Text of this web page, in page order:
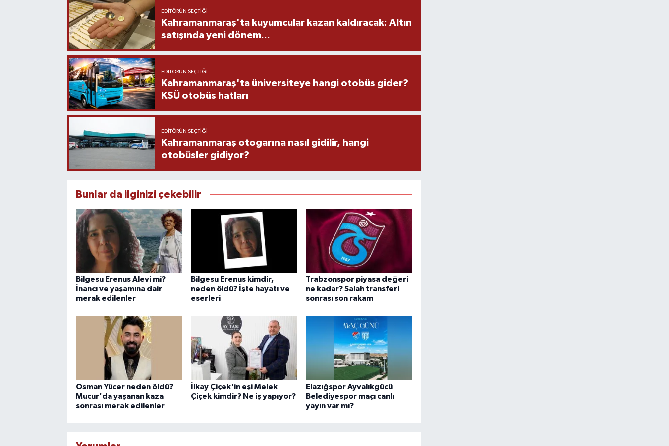
EDITÖRÜN SEÇTIĞI
Kahramanmaraş'ta kuyumcular kazan kaldıracak: Altın
satışında yeni dönem...
EDITÖRÜN SEÇTIĞI
Kahramanmaraş'ta üniversiteye hangi otobüs gider?
KSÜ otobüs hatları
EDITÖRÜN SEÇTIĞI
Kahramanmaraş otogarına nasıl gidilir, hangi
otobüsler gidiyor?
Bunlar da ilginizi çekebilir
Bilgesu Erenus Alevi mi?
İnancı ve yaşamına dair
merak edilenler
Bilgesu Erenus kimdir,
neden öldü? İşte hayatı ve
eserleri
Trabzonspor piyasa değeri
ne kadar? Salah transferi
sonrası son rakam
Osman Yücer neden öldü?
Mucur'da yaşanan kaza
sonrası merak edilenler
İlkay Çiçek'in eşi Melek
Çiçek kimdir? Ne iş yapıyor?
Elazığspor Ayvalıkgücü
Belediyespor maçı canlı
yayın var mı?